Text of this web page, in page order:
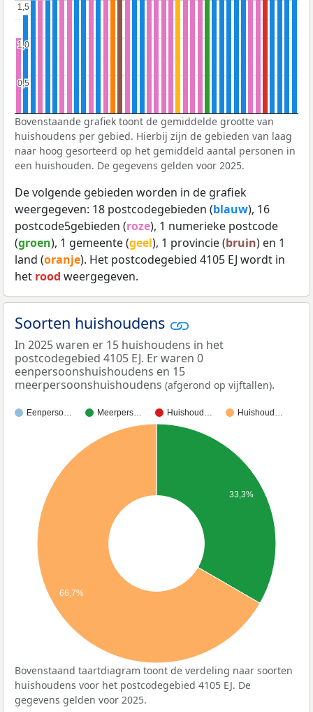
0,5
0,5
1,0
1,0
1,5
1,5
Bovenstaande grafiek toont de gemiddelde grootte van
huishoudens per gebied. Hierbij zijn de gebieden van laag
naar hoog gesorteerd op het gemiddeld aantal personen in
een huishouden. De gegevens gelden voor 2025.
De volgende gebieden worden in de grafiek
weergegeven: 18 postcodegebieden (blauw), 16
postcode5gebieden (roze), 1 numerieke postcode
(groen), 1 gemeente (geel), 1 provincie (bruin) en 1
land (oranje). Het postcodegebied 4105 EJ wordt in
het rood weergegeven.
Soorten huishoudens
In 2025 waren er 15 huishoudens in het
postcodegebied 4105 EJ. Er waren 0
eenpersoonshuishoudens en 15
meerpersoonshuishoudens (afgerond op vijftallen).
Eenperso… Meerpers… Huishoud… Huishoud…
33,3%
66,7%
Bovenstaand taartdiagram toont de verdeling naar soorten
huishoudens voor het postcodegebied 4105 EJ. De
gegevens gelden voor 2025.